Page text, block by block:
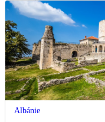
Albánie